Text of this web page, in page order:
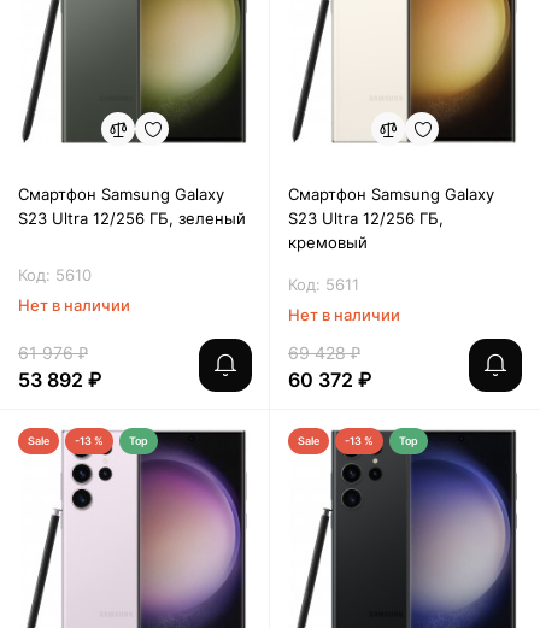
Смартфон Samsung Galaxy
S23 Ultra 12/256 ГБ, зеленый
Код: 5610
Нет в наличии
61 976 ₽
53 892 ₽
Смартфон Samsung Galaxy
S23 Ultra 12/256 ГБ,
кремовый
Код: 5611
Нет в наличии
69 428 ₽
60 372 ₽
Sale -13 % Top Sale -13 % Top